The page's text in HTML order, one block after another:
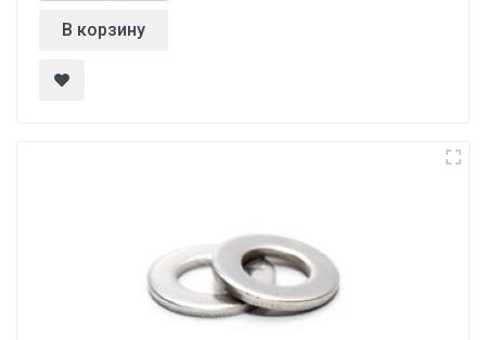
В корзину